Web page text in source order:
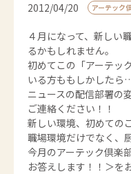
2012/04/20 アーテック
４月になって、新しい
るかもしれません。
初めてこの「アーテッ
いる方ももしかしたら
ニュースの配信部署の
ご連絡ください！！
新しい環境、初めての
職場環境だけでなく、
今月のアーテック倶楽
お答えします！！＞を